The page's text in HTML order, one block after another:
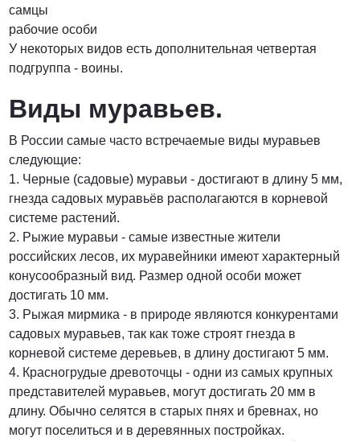
самцы
рабочие особи
У некоторых видов есть дополнительная четвертая
подгруппа - воины.
Виды муравьев.
В России самые часто встречаемые виды муравьев
следующие:
1. Черные (садовые) муравьи - достигают в длину 5 мм,
гнезда садовых муравьёв располагаются в корневой
системе растений.
2. Рыжие муравьи - самые известные жители
российских лесов, их муравейники имеют характерный
конусообразный вид. Размер одной особи может
достигать 10 мм.
3. Рыжая мирмика - в природе являются конкурентами
садовых муравьев, так как тоже строят гнезда в
корневой системе деревьев, в длину достигают 5 мм.
4. Красногрудые древоточцы - одни из самых крупных
представителей муравьев, могут достигать 20 мм в
длину. Обычно селятся в старых пнях и бревнах, но
могут поселиться и в деревянных постройках.